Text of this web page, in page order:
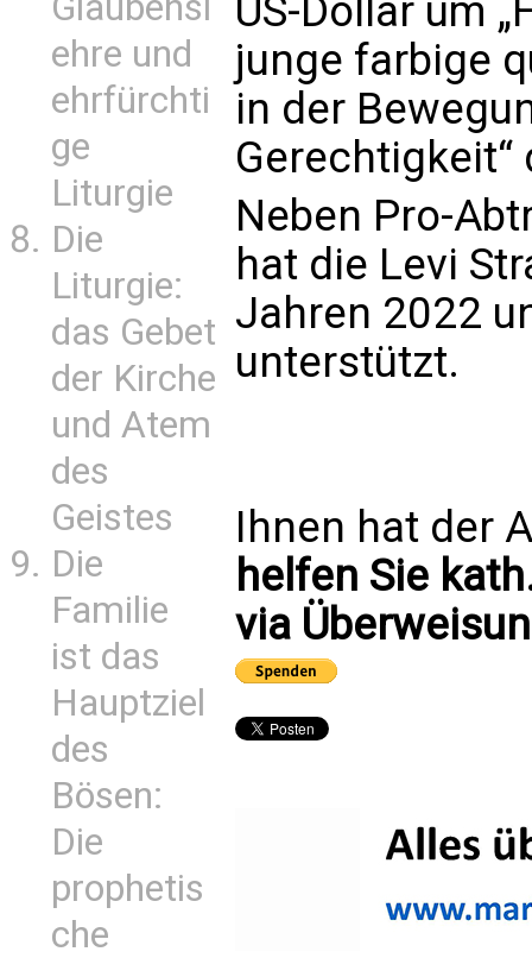
ehre und
ehrfürchti
ge
Liturgie
Die
Liturgie:
das Gebet
der Kirche
und Atem
des
Geistes
Die
Familie
ist das
Hauptziel
des
Bösen:
Die
prophetis
che
US-Dollar um
junge farbige
in der
Neben Pro-
hat die Levi
Jahren 2022
unterstützt.
Ihnen hat der
helfen Sie
via